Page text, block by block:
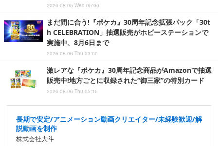
2026.08.05 Wed 05:00
まだ間に合う!『ポケカ』30周年記念拡張パック「30t
h CELEBRATION」抽選販売がホビーステーションで
実施中、8月6日まで
2026.08.06 Thu 03:00
激レアな『ポケカ』30周年記念商品がAmazonで抽選
販売中!地方ごとに収録された“御三家”の特別カード
2026.08.06 Thu 05:15
長期で安定/アニメーション動画クリエイター/未経験歓迎/解
説動画を制作
株式会社大斗